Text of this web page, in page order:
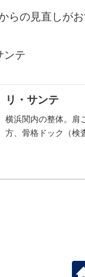
らの見直しがお
ンテ
リ・サンテ
横浜関内の整体。肩
方、骨格ドック（検